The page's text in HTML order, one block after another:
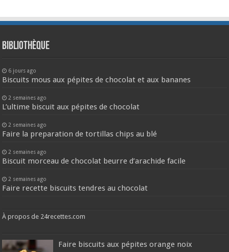
Bibliothèque
6 jours ago
Biscuits mous aux pépites de chocolat et aux bananes
2 semaines ago
L’ultime biscuit aux pépites de chocolat
2 semaines ago
Faire la preparation de tortillas chips au blé
2 semaines ago
Biscuit morceau de chocolat beurre d’arachide facile
2 semaines ago
Faire recette biscuits tendres au chocolat
À propos de 24recettes.com
Faire biscuits aux pépites orange noix